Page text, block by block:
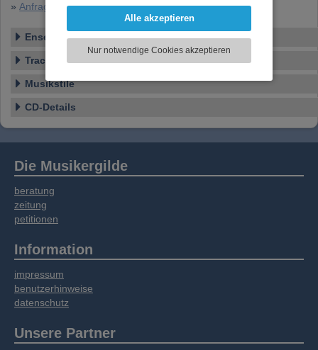
Funktionen für soziale Medien anbieten zu
zu analysieren. Dabei werden ggf.
Informationen zu Ihrer Verwendung unserer
soziale Medien, Werbung und Analysen
Informationen möglicherweise mit weiteren
Daten zusammen, die Sie bereitgestellt haben
oder die sie im Rahmen Ihrer Nutzung der
Alle akzeptieren
Nur notwendige Cookies akzeptieren
»Anfrage zu dieser CD
Ensemble
Tracklist
Musikstile
CD-Details
Die Musikergilde
beratung
zeitung
petitionen
Information
impressum
benutzerhinweise
datenschutz
Unsere Partner